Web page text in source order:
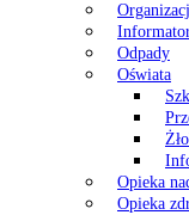
Odpady
Oświata
Opieka
Opieka